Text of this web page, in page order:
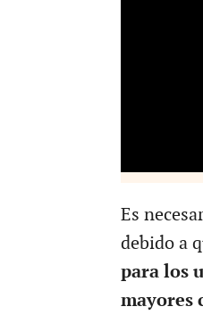
Es
debido a
para los
mayores